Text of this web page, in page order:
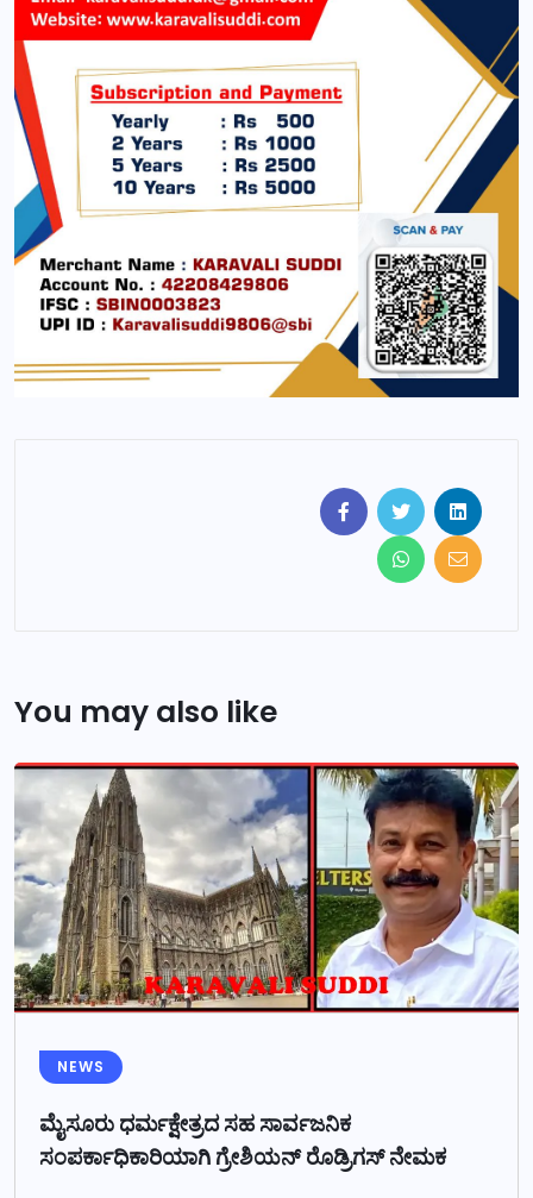
You may also like
NEWS
ಮೈಸೂರು ಧರ್ಮಕ್ಷೇತ್ರದ ಸಹ ಸಾರ್ವಜನಿಕ
ಸಂಪರ್ಕಾಧಿಕಾರಿಯಾಗಿ ಗ್ರೇಶಿಯನ್ ರೊಡ್ರಿಗಸ್ ನೇಮಕ